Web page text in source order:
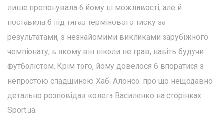
лише пропонувала б йому ці можливості, але й
поставила б під тягар термінового тиску за
результатами, з незнайомими викликами зарубіжного
чемпіонату, в якому він ніколи не грав, навіть будучи
футболістом. Крім того, йому довелося б впоратися з
непростою спадщиною Хабі Алонсо, про що нещодавно
детально розповідав колега Василенко на сторінках
Sport.ua.